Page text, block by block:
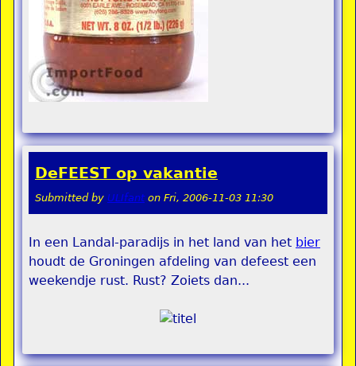
DeFEEST op vakantie
Submitted by ULIfanton Fri, 2006-11-03 11:30
In een Landal-paradijs in het land van het bier
houdt de Groningen afdeling van defeest een
weekendje rust. Rust? Zoiets dan...